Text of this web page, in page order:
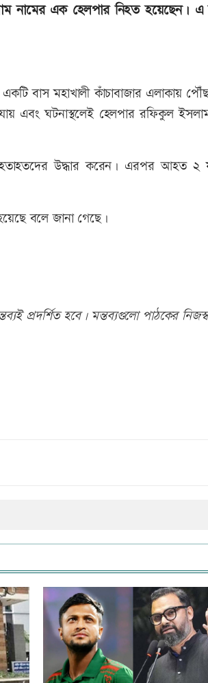
নামের এক হেলপার নিহত হয়েছেন।
বাস মহাখালী কাঁচাবাজার এলাকায়
যায় এবং ঘটনাস্থলেই হেলপার রফিকুল
উদ্ধার করেন। এরপর আহত ২
বলে জানা গেছে।
প্রদর্শিত হবে। মন্তব্যগুলো পাঠকের নিজস্ব